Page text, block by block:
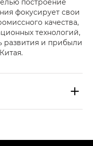
фокусирует свои
качества,
технологий,
развития и прибыли